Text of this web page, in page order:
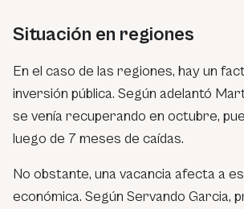
Situación en regiones
En el caso de las regiones, hay un
inversión pública. Según adelantó
se venía recuperando en octubre,
luego de 7 meses de caídas.
No obstante, una vacancia afecta a
económica. Según Servando Garcia,